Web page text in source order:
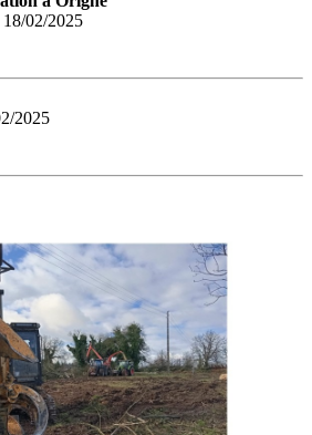
02/2025
2025